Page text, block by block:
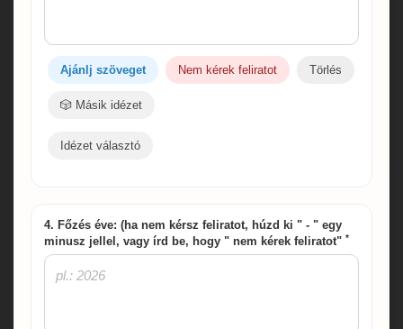
Ajánlj szöveget Nem kérek feliratot Törlés
🎲 Másik idézet
Idézet választó
4. Főzés éve: (ha nem kérsz feliratot, húzd ki " - " egy
minusz jellel, vagy írd be, hogy " nem kérek feliratot" *